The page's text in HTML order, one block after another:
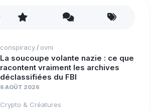
conspiracy / ovni
La soucoupe volante nazie : ce que
racontent vraiment les archives
déclassifiées du FBI
6 AOÛT 2026
Crypto & Créatures